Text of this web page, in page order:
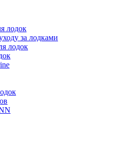
лодок
за лодками
лодок